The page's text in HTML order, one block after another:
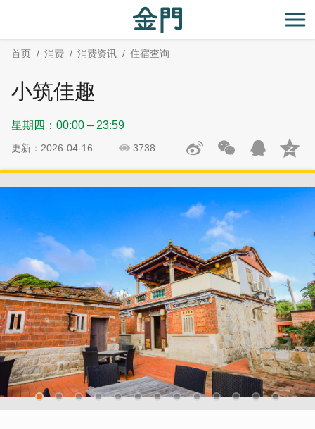
主
开
首页 消费 消费资讯 住宿查询
小筑佳趣
星期四：00:00 – 23:59
更新：2026-04-16 3738
社